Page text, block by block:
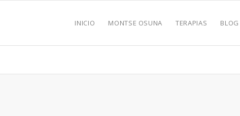
INICIO MONTSE OSUNA TERAPIAS BLOG